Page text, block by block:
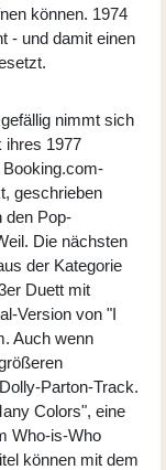
können. 1974
- und damit einen
nimmt sich
ihres 1977
geschrieben
den Pop-
Die nächsten
der Kategorie
Duett mit
Version von "I
Auch wenn
Parton-Track.
Colors", eine
Who-is-Who
können mit dem